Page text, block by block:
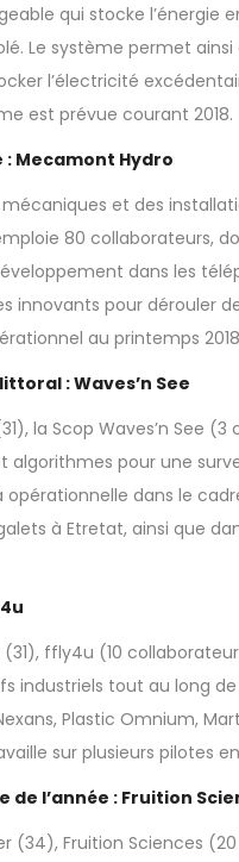
qui stocke
Le système permet
l’électricité
est prévue courant 2018.
Mecamont Hydro
et des
80 collaborateurs,
dans les
innovants pour dérouler
au printemps
: Waves’n See
la Scop Waves’n See (3
algorithmes pour une
dans le
à Etretat, ainsi que
ffly4u (10
industriels tout au long
Plastic Omnium,
sur plusieurs pilotes
l’année : Fruition
(34), Fruition Sciences